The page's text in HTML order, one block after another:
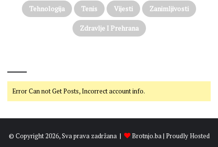
Tehnologija Tenis Vijesti Zanimljivosti
Zdravlje I Prehrana
Error Can not Get Posts, Incorrect account info.
© Copyright 2026, Sva prava zadržana | Brotnjo.ba| Proudly Hosted